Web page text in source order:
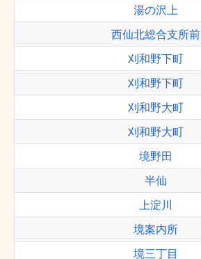
湯の沢上
西仙北総合支所前
刈和野下町
刈和野下町
刈和野大町
刈和野大町
境野田
半仙
上淀川
境案内所
境三丁目